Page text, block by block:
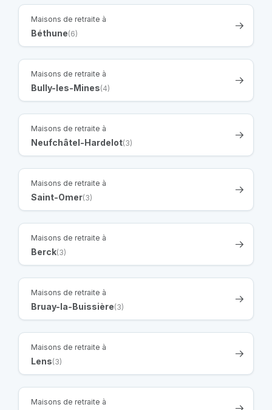
Maisons de retraite à
Béthune(6)
Maisons de retraite à
Bully-les-Mines(4)
Maisons de retraite à
Neufchâtel-Hardelot(3)
Maisons de retraite à
Saint-Omer(3)
Maisons de retraite à
Berck(3)
Maisons de retraite à
Bruay-la-Buissière(3)
Maisons de retraite à
Lens(3)
Maisons de retraite à